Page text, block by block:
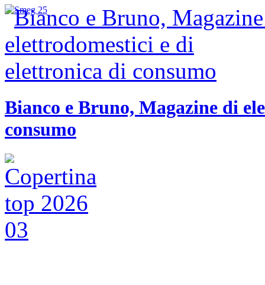
Bianco e Bruno, Magazine di
consumo